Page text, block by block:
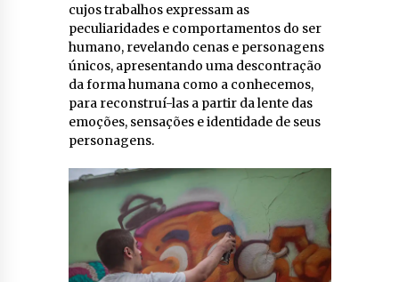
cujos trabalhos expressam as
peculiaridades e comportamentos do ser
humano, revelando cenas e personagens
únicos, apresentando uma descontração
da forma humana como a conhecemos,
para reconstruí-las a partir da lente das
emoções, sensações e identidade de seus
personagens.